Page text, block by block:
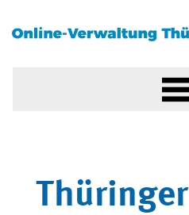
Thüringer